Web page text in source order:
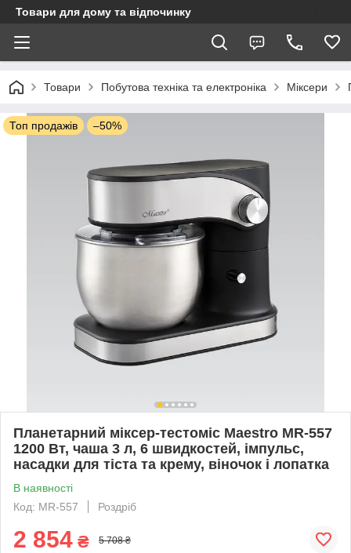
Товари для дому та відпочинку
Товари Побутова техніка та електроніка Міксери
Топ продажів –50%
Планетарний міксер-тестоміс Maestro MR-557
1200 Вт, чаша 3 л, 6 швидкостей, імпульс,
насадки для тіста та крему, віночок і лопатка
В наявності
Код: MR‑557
Роздріб
2 854 ₴ 5 708 ₴